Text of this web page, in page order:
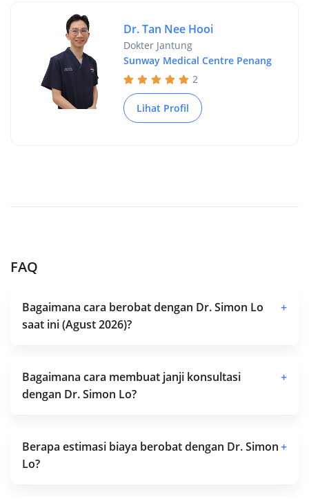
Dr. Tan Nee Hooi
Dokter Jantung
Sunway Medical Centre Penang
2
Lihat Profil
FAQ
Bagaimana cara berobat dengan Dr. Simon Lo
saat ini (Agust 2026)?
+
Bagaimana cara membuat janji konsultasi
dengan Dr. Simon Lo?
+
Berapa estimasi biaya berobat dengan Dr. Simon
Lo?
+